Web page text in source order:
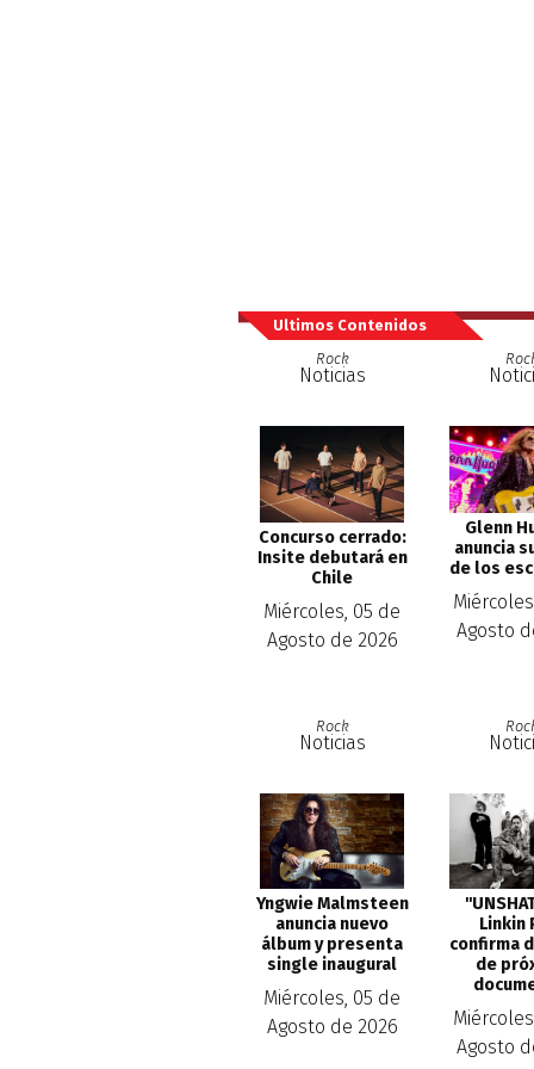
Ultimos Contenidos
Rock
Noticias
Concurso cerrado:
Insite debutará en
Chile
Miércoles, 05 de
Agosto de 2026
Glenn
anuncia
de los
Agosto
Rock
Noticias
Yngwie Malmsteen
anuncia nuevo
álbum y presenta
single inaugural
Miércoles, 05 de
Agosto de 2026
Linkin
confirma
de
Agosto